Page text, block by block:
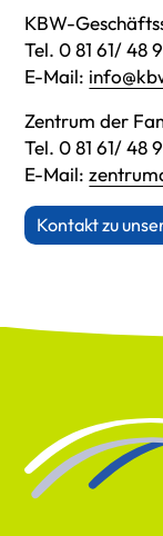
KBW-
Tel. 0 81 61/ 48
E-Mail:
Zentrum der
Tel. 0 81 61/ 48
E-Mail:
Kontakt zu